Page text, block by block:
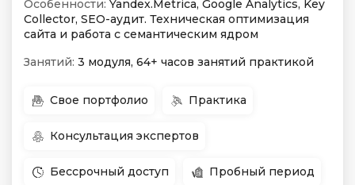
Особенности: Yandex.Metrica, Google Analytics, Key
Collector, SEO-аудит. Техническая оптимизация
сайта и работа с семантическим ядром
Занятий: 3 модуля, 64+ часов занятий практикой
Свое портфолио Практика
Консультация экспертов
Бессрочный доступ Пробный период